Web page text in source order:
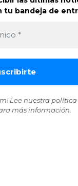
tu bandeja de
Lee nuestra política
más información.